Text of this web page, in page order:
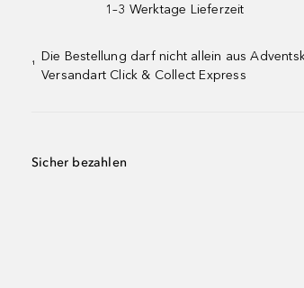
1–3 Werktage Lieferzeit
¹
Die Bestellung darf nicht allein aus
Versandart Click & Collect Express
Sicher bezahlen